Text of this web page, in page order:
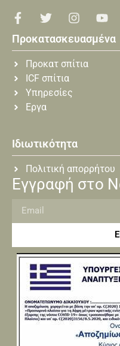
Προκατασκευασμένα
Προκατ σπίτια
ICF σπίτια
Υπηρεσίες
Εργα
Ιδιωτικότητα
Πολιτική απορρήτου
Εγγραφή στο